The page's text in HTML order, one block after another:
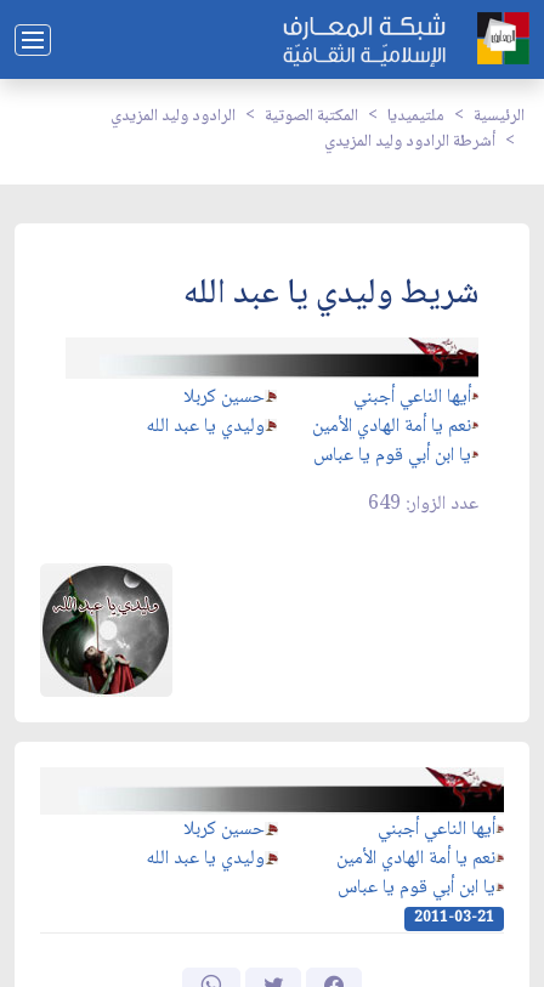
الرئيسية ملتيميديا المكتبة الصوتية
الرادود وليد المزيدي
أشرطة الرادود وليد المزيدي
شريط وليدي يا عبد الله
أيها الناعي أجبني
حسين كربلا
نعم يا أمة الهادي الأمين
وليدي يا عبد الله
يا ابن أبي قوم يا عباس
عدد الزوار: 649
أيها الناعي أجبني
حسين كربلا
نعم يا أمة الهادي الأمين
وليدي يا عبد الله
يا ابن أبي قوم يا عباس
2011-03-21